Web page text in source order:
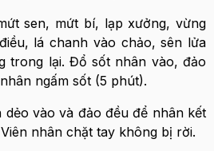
sen, mứt bí, lạp xưởng, vừng
lá chanh vào chảo, sên lửa
trong lại. Đổ sốt nhân vào, đảo
ngấm sốt (5 phút).
dẻo vào và đảo đều để nhân kết
nhân chặt tay không bị rời.